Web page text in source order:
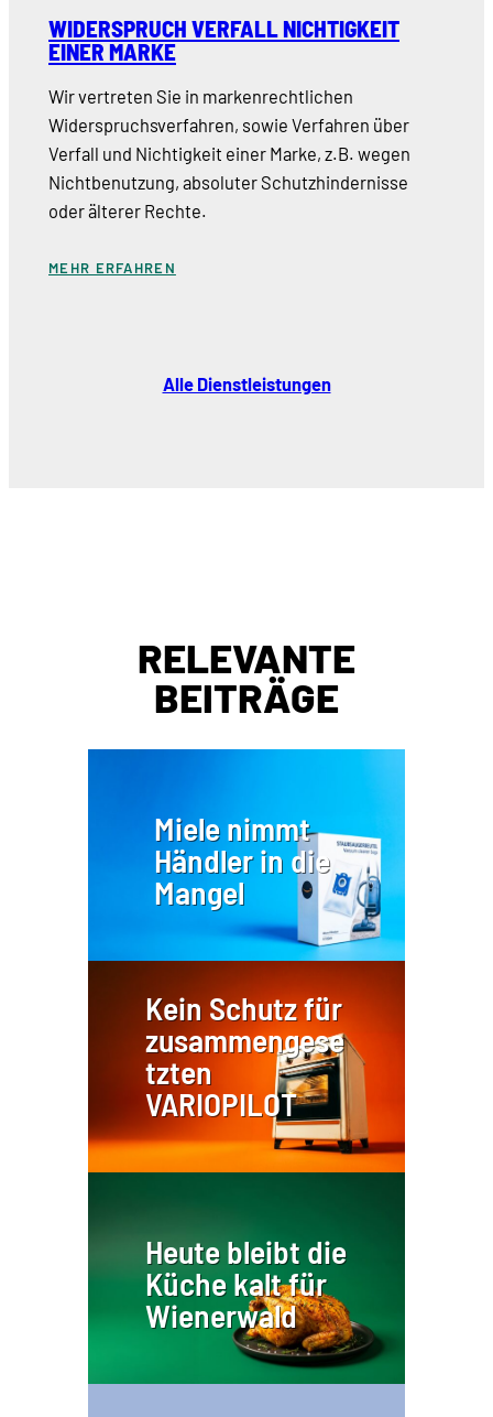
WIDERSPRUCH VERFALL NICHTIGKEIT
EINER MARKE
Wir vertreten Sie in markenrechtlichen
Widerspruchsverfahren, sowie Verfahren über
Verfall und Nichtigkeit einer Marke, z.B. wegen
Nichtbenutzung, absoluter Schutzhindernisse
oder älterer Rechte.
MEHR ERFAHREN
Alle Dienstleistungen
RELEVANTE
BEITRÄGE
Miele nimmt
Händler in die
Mangel
Kein Schutz für
zusammengese
tzten
VARIOPILOT
Heute bleibt die
Küche kalt für
Wienerwald